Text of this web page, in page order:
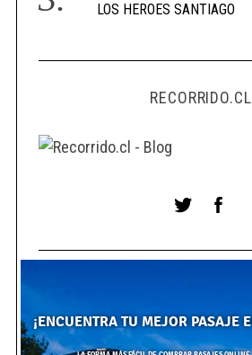
LOS HEROES SANTIAGO
RECORRIDO.CL